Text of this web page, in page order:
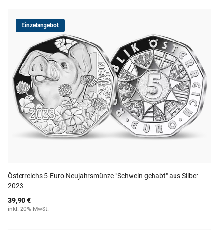
Einzelangebot
Österreichs 5-Euro-Neujahrsmünze "Schwein gehabt" aus Silber
2023
39,90 €
inkl. 20% MwSt.